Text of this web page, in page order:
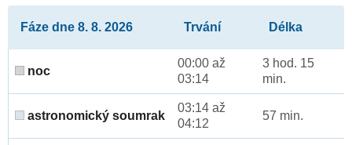
Fáze dne 8. 8. 2026 Trvání Délka
noc
00:00 až
03:14
3 hod. 15
min.
astronomický soumrak
03:14 až
04:12
57 min.